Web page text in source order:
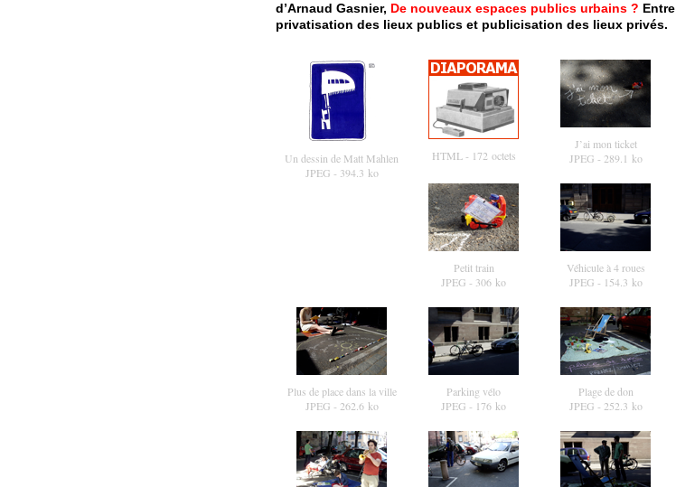
d’Arnaud Gasnier, De nouveaux espaces publics urbains ? Entre
privatisation des lieux publics et publicisation des lieux privés.
Un dessin de Matt Mahlen
JPEG - 394.3 ko
HTML- 172 octets
J’ai mon ticket
JPEG - 289.1 ko
Petit train
JPEG - 306 ko
Véhicule à 4 roues
JPEG - 154.3 ko
Plus de place dans la ville
JPEG - 262.6 ko
Parking vélo
JPEG - 176 ko
Plage de don
JPEG - 252.3 ko